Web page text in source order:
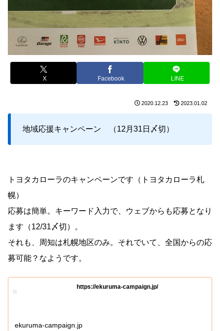
X Facebook LINE
2020.12.23 2023.01.02
地域応援キャンペーン （12月31日〆切）
トヨタカローラのキャンペーンです（トヨタカローラ札
幌）
応募は簡単。キーワード入力で、ウェブからも応募となり
ます（12/31〆切）。
それも、周知は札幌地区のみ。それでいて、全国からの応
募可能？なようです。
https://ekuruma-campaign.jp/
ekuruma-campaign.jp